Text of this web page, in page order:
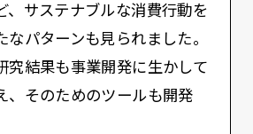
、サステナブルな消費行動を
なパターンも見られました。
究結果も事業開発に生かして
、そのためのツールも開発